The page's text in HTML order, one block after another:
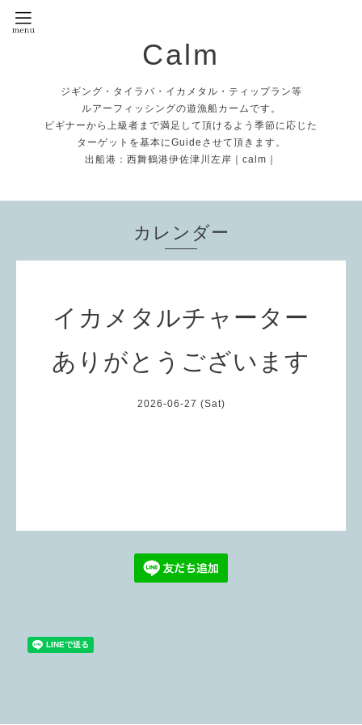
Calm
ジギング・タイラバ・イカメタル・ティップラン等
ルアーフィッシングの遊漁船カームです。
ビギナーから上級者まで満足して頂けるよう季節に応じた
ターゲットを基本にGuideさせて頂きます。
出船港：西舞鶴港伊佐津川左岸｜calm｜
カレンダー
イカメタルチャーター
ありがとうございます
2026-06-27 (Sat)